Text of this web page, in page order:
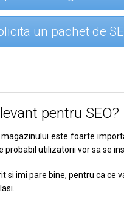
un pachet de
pentru SEO?
este foarte
utilizatorii vor sa se
si imi pare bine, pentru ca ce